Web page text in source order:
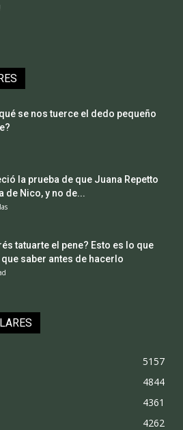
se nos tuerce el dedo pequeño
la prueba de que Juana Repetto
de Nico, y no de...
tatuarte el pene? Esto es lo que
saber antes de hacerlo
5157
4844
4361
4262